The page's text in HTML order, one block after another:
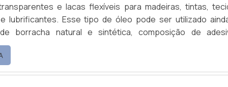
e lacas flexíveis para madeiras, tintas,
lubrificantes. Esse tipo de óleo pode ser utilizado
borracha natural e sintética, composição de
papel aluminizado e emulsões estáveis para produtos
outros produtos.O uso do óleo de mamona apresenta
exudação do filme, quando submetido a alta tempe.